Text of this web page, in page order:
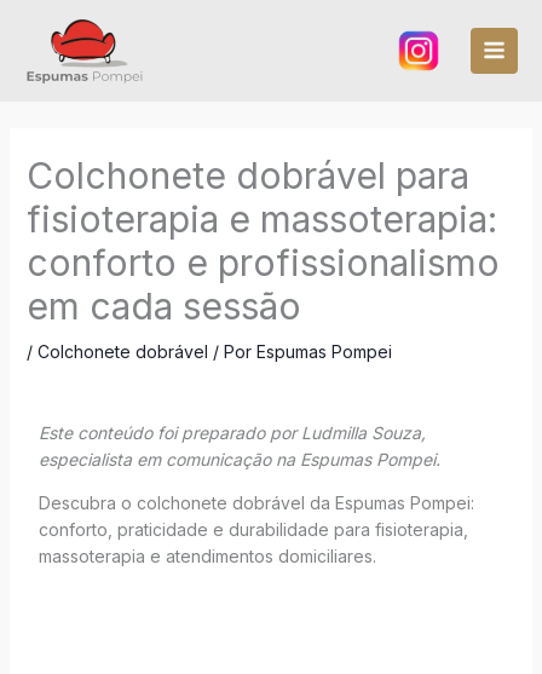
Colchonete dobrável para
fisioterapia e massoterapia:
conforto e profissionalismo
em cada sessão
/ Colchonete dobrável / Por Espumas Pompei
Este conteúdo foi preparado por Ludmilla Souza,
especialista em comunicação na Espumas Pompei.
Descubra o colchonete dobrável da Espumas Pompei:
conforto, praticidade e durabilidade para fisioterapia,
massoterapia e atendimentos domiciliares.